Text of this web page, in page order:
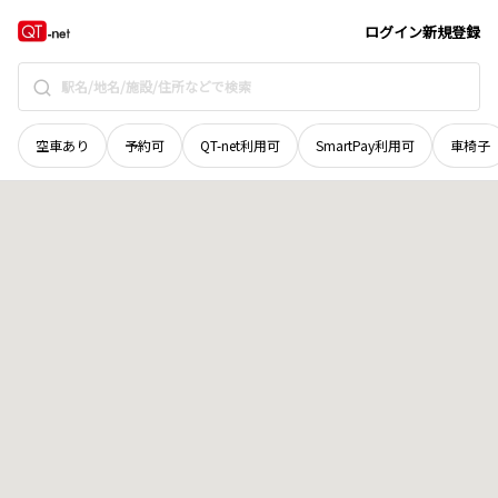
ログイン新規登録
空車あり 予約可 QT-net利用可 SmartPay利用可 車椅子
北海道